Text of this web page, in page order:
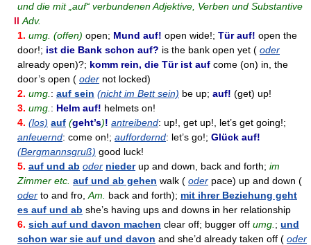
und die mit „auf“ verbundenen Adjektive, Verben und Substantive
II Adv.
1. umg. (offen) open; Mund auf! open wide!; Tür auf! open the
door!; ist die Bank schon auf? is the bank open yet ( oder
already open)?; komm rein, die Tür ist auf come (on) in, the
door’s open ( oder not locked)
2. umg. : auf sein (nicht im Bett sein) be up; auf! (get) up!
3. umg. : Helm auf! helmets on!
4. (los) auf (geht’s)! antreibend: up!, get up!, let’s get going!;
anfeuernd: come on!; auffordernd: let’s go!; Glück auf!
(Bergmannsgruß) good luck!
5. auf und ab oder niederup and down, back and forth; im
Zimmer etc. auf und ab gehen walk ( oder pace) up and down (
oder to and fro, Am. back and forth); mit ihrer Beziehung geht
es auf und ab she’s having ups and downs in her relationship
6. sich auf und davon machen clear off; bugger off umg. ; und
schon war sie auf und davon and she’d already taken off ( oder